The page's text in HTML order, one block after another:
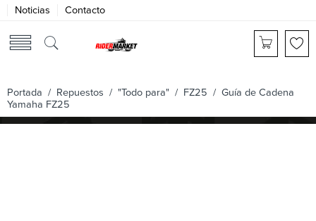
Noticias Contacto
Portada / Repuestos / "Todo para" / FZ25 / Guía de Cadena
Yamaha FZ25